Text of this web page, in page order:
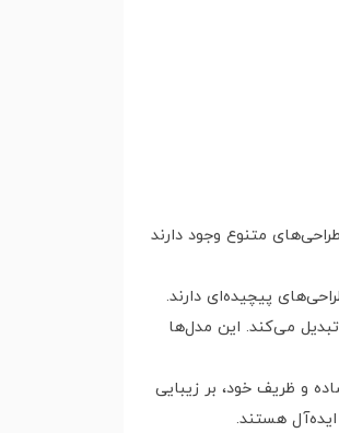
متنوع وجود دارند
پیچیده‌ای دارند.
می‌کند. این مدل‌ها
و ظریف خود، بر زیبایی
هستند.